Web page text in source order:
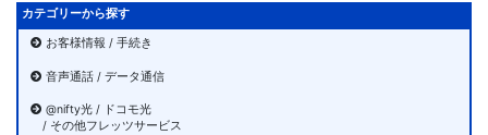
カテゴリーから探す
お客様情報 / 手続き
音声通話 / データ通信
@nifty光 / ドコモ光
/ その他フレッツサービス